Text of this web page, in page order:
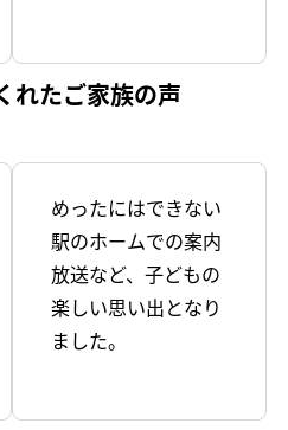
れたご家族の声
めったにはできない
駅のホームでの案内
放送など、子どもの
楽しい思い出となり
ました。